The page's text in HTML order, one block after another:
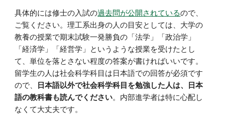
具体的には修士の入試の過去問が公開されているので、
ご覧ください。理工系出身の人の目安としては、大学の
教養の授業で期末試験一発勝負の「法学」「政治学」
「経済学」「経営学」というような授業を受けたとし
て、単位を落とさない程度の答案が書ければいいです。
留学生の人は社会科学科目は日本語での回答が必須です
ので、
日本語以外で社会科学科目を勉強した人は、日本
語の教科書も読んでください。内部進学者は特に心配し
なくて大丈夫です。